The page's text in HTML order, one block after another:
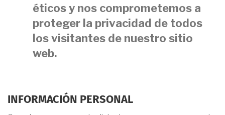
éticos y nos comprometemos a
proteger la privacidad de todos
los visitantes de nuestro sitio
web.
INFORMACIÓN PERSONAL